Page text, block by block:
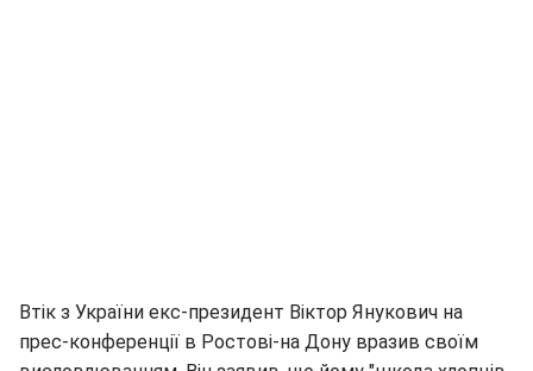
Втік з України екс-президент Віктор Янукович на
прес-конференції в Ростові-на Дону вразив своїм